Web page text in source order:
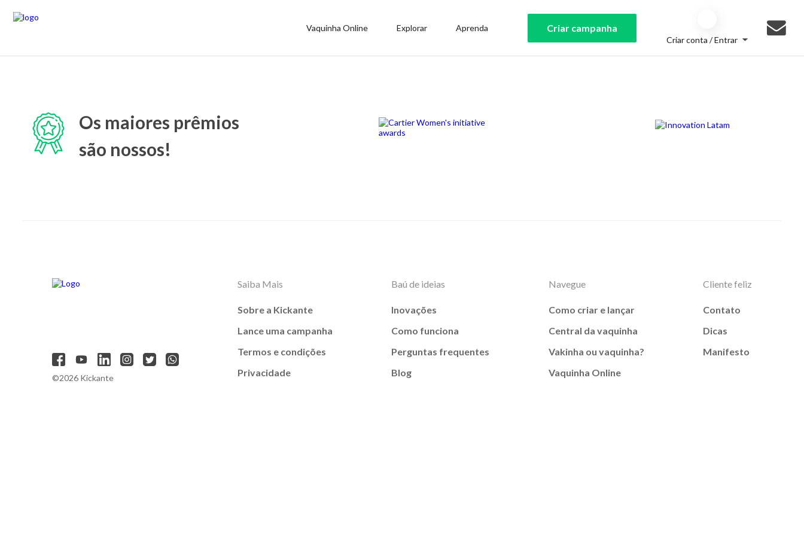
Vaquinha Online Explorar Aprenda Criar campanha
Criar conta / Entrar
Os maiores prêmios
são nossos!
©2026 Kickante
Saiba Mais
Sobre a Kickante
Lance uma campanha
Termos e condições
Privacidade
Baú de ideias
Inovações
Como funciona
Perguntas frequentes
Blog
Navegue
Como criar e lançar
Central da vaquinha
Vakinha ou vaquinha?
Vaquinha Online
Cliente feliz
Contato
Dicas
Manifesto